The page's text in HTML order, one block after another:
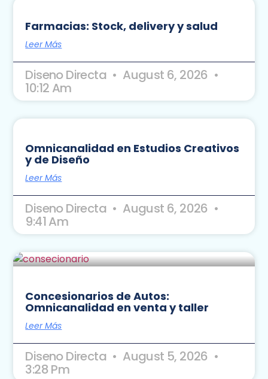
Farmacias: Stock, delivery y salud
Leer Más
Diseno Directa August 6, 2026
10:12 Am
Omnicanalidad en Estudios Creativos
y de Diseño
Leer Más
Diseno Directa August 6, 2026
9:41 Am
Concesionarios de Autos:
Omnicanalidad en venta y taller
Leer Más
Diseno Directa August 5, 2026
3:28 Pm